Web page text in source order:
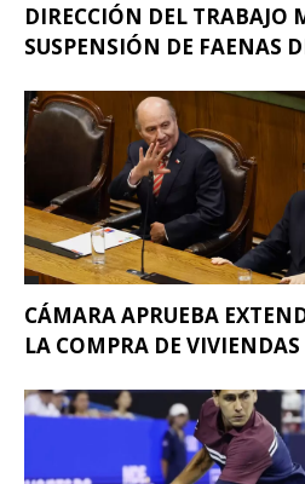
DIRECCIÓN DEL TRABAJO
SUSPENSIÓN DE FAENAS
CÁMARA APRUEBA
LA COMPRA DE